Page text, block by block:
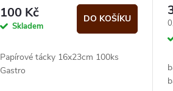
100 Kč
Skladem
DO KOŠÍKU
Papírové tácky 16x23cm 100ks
Gastro